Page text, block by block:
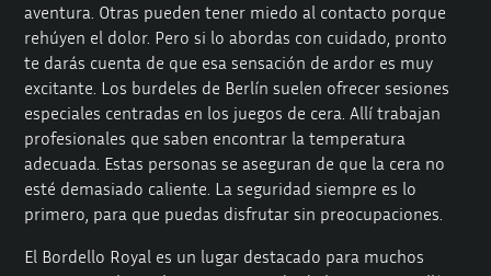
aventura. Otras pueden tener miedo al contacto porque
rehúyen el dolor. Pero si lo abordas con cuidado, pronto
te darás cuenta de que esa sensación de ardor es muy
excitante. Los burdeles de Berlín suelen ofrecer sesiones
especiales centradas en los juegos de cera. Allí trabajan
profesionales que saben encontrar la temperatura
adecuada. Estas personas se aseguran de que la cera no
esté demasiado caliente. La seguridad siempre es lo
primero, para que puedas disfrutar sin preocupaciones.
El Bordello Royal es un lugar destacado para muchos